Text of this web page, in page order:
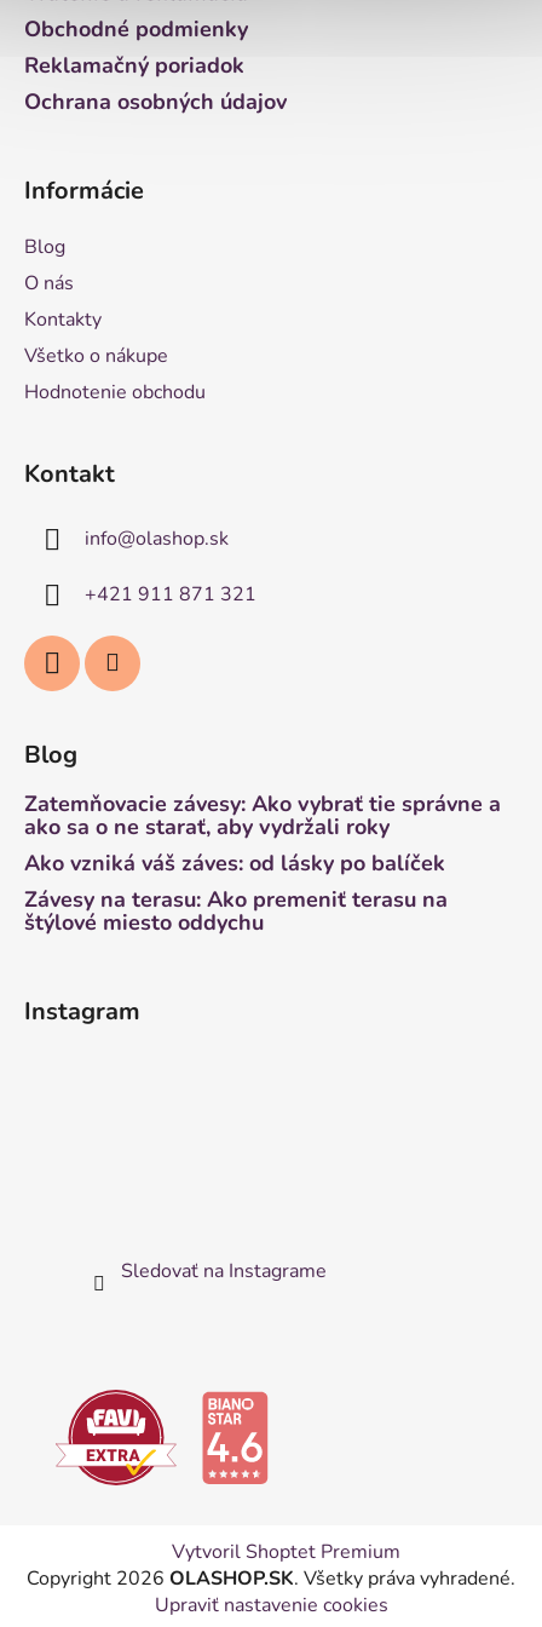
Obchodné podmienky
Reklamačný poriadok
Ochrana osobných údajov
Informácie
Blog
O nás
Kontakty
Všetko o nákupe
Hodnotenie obchodu
Kontakt
info@olashop.sk
+421 911 871 321
Blog
Zatemňovacie závesy: Ako vybrať tie správne a
ako sa o ne starať, aby vydržali roky
Ako vzniká váš záves: od lásky po balíček
Závesy na terasu: Ako premeniť terasu na
štýlové miesto oddychu
Instagram
Sledovať na Instagrame
Vytvoril Shoptet Premium
Copyright 2026 OLASHOP.SK. Všetky práva vyhradené.
Upraviť nastavenie cookies